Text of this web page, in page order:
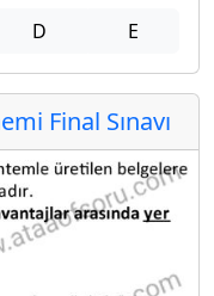
D E
Final Sınavı